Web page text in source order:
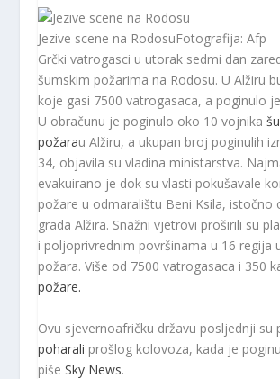
Jezive scene na RodosuFotografija: Afp
Grčki vatrogasci u utorak sedmi dan
šumskim požarima na Rodosu. U Alžiru
koje gasi 7500 vatrogasaca, a poginulo
U obračunu je poginulo oko 10 vojnika
požarau Alžiru, a ukupan broj poginulih
34, objavila su vladina ministarstva.
evakuirano je dok su vlasti pokušavale
požare u odmaralištu Beni Ksila, istočno
grada Alžira. Snažni vjetrovi proširili su
i poljoprivrednim površinama u 16 regija
požara. Više od 7500 vatrogasaca i 350
požare.
Ovu sjevernoafričku državu posljednji su
poharali prošlog kolovoza, kada je
pišeSky News.